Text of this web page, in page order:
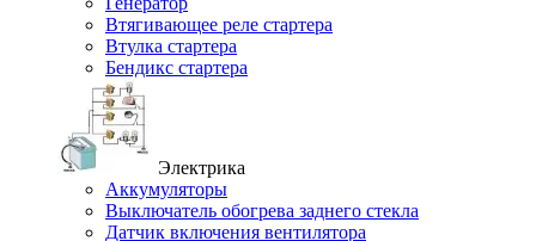
Втягивающее реле стартера
Втулка стартера
Бендикс стартера
Электрика
Аккумуляторы
Выключатель обогрева заднего стекла
Датчик включения вентилятора